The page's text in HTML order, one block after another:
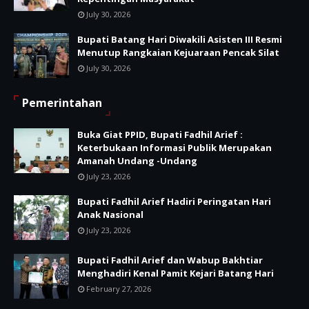
July 30, 2026
Bupati Batang Hari Diwakili Asisten III Resmi
Menutup Rangkaian Kejuaraan Pencak Silat
July 30, 2026
Pemerintahan
Buka Giat PPID, Bupati Fadhil Arief :
Keterbukaan Informasi Publik Merupakan
Amanah Undang -Undang
July 23, 2026
Bupati Fadhil Arief Hadiri Peringatan Hari
Anak Nasional
July 23, 2026
Bupati Fadhil Arief dan Wabup Bakhtiar
Menghadiri Kenal Pamit Kejari Batang Hari
February 27, 2026